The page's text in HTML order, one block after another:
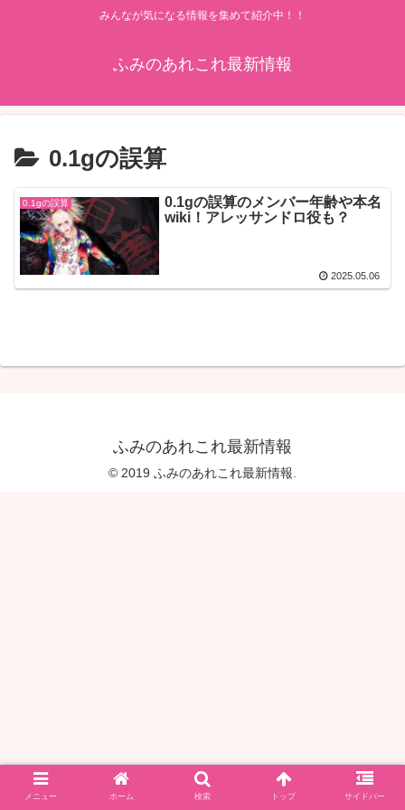
みんなが気になる情報を集めて紹介中！！
ふみのあれこれ最新情報
0.1gの誤算
0.1gの誤算
0.1gの誤算のメンバー年齢や本名
wiki！アレッサンドロ役も？
2025.05.06
ふみのあれこれ最新情報
© 2019 ふみのあれこれ最新情報.
メニュー ホーム 検索 トップ サイドバー